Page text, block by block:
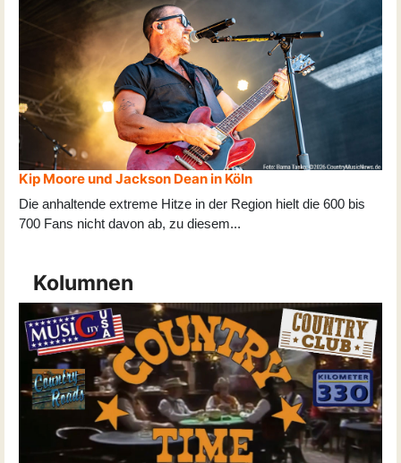
Kip Moore und Jackson Dean in Köln
Die anhaltende extreme Hitze in der Region hielt die 600 bis
700 Fans nicht davon ab, zu diesem...
Kolumnen